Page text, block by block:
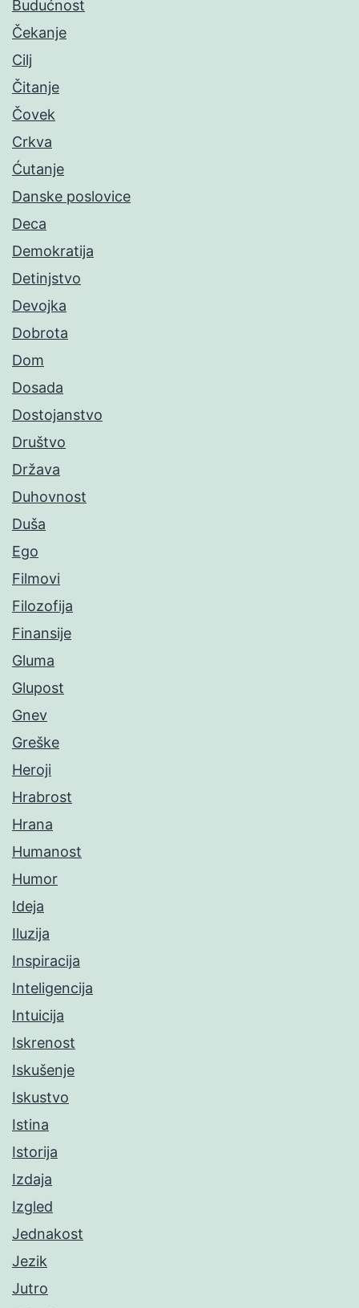
Budućnost
Čekanje
Cilj
Čitanje
Čovek
Crkva
Ćutanje
Danske poslovice
Deca
Demokratija
Detinjstvo
Devojka
Dobrota
Dom
Dosada
Dostojanstvo
Društvo
Država
Duhovnost
Duša
Ego
Filmovi
Filozofija
Finansije
Gluma
Glupost
Gnev
Greške
Heroji
Hrabrost
Hrana
Humanost
Humor
Ideja
Iluzija
Inspiracija
Inteligencija
Intuicija
Iskrenost
Iskušenje
Iskustvo
Istina
Istorija
Izdaja
Izgled
Jednakost
Jezik
Jutro